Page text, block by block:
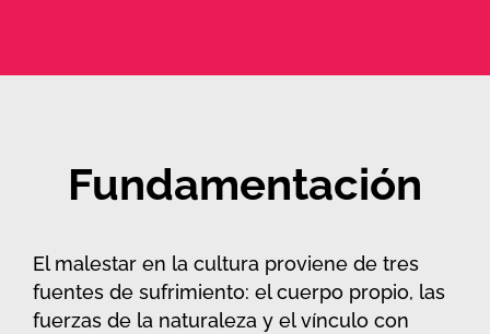
Fundamentación
El malestar en la cultura proviene de tres
fuentes de sufrimiento: el cuerpo propio, las
fuerzas de la naturaleza y el vínculo con